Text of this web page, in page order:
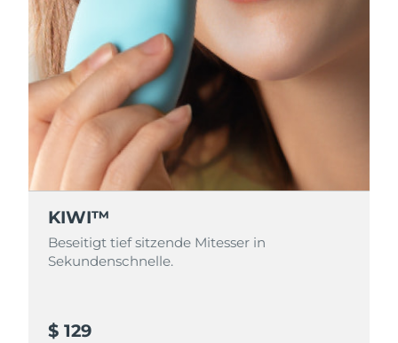
KIWI™
Beseitigt tief sitzende Mitesser in
Sekundenschnelle.
$ 129